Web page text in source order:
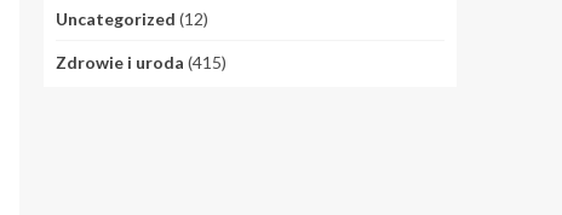
Uncategorized (12)
Zdrowie i uroda (415)